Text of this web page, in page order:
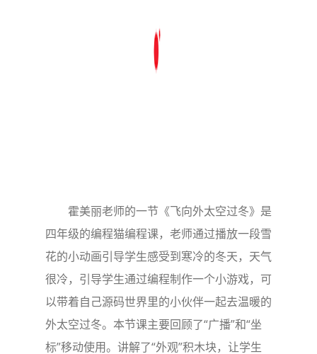
霍美丽老师的一节《飞向外太空过冬》是
四年级的编程猫编程课，老师通过播放一段雪
花的小动画引导学生感受到寒冷的冬天，天气
很冷，引导学生通过编程制作一个小游戏，可
以带着自己源码世界里的小伙伴一起去温暖的
外太空过冬。本节课主要回顾了“广播”和“坐
标”移动使用。讲解了“外观”积木块，让学生